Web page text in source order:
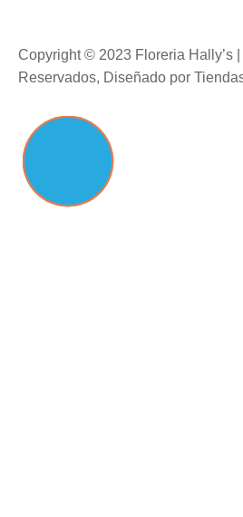
Copyright © 2023 Floreria Hally’s
Reservados, Diseñado por